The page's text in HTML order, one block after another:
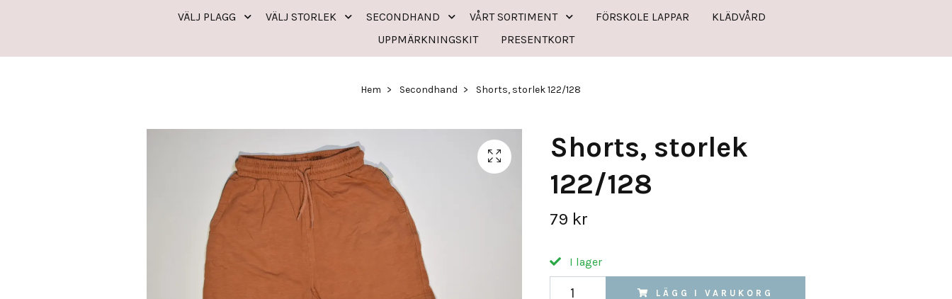
VÄLJ PLAGG VÄLJ STORLEK SECONDHAND VÅRT SORTIMENT FÖRSKOLE LAPPAR
KLÄDVÅRD
UPPMÄRKNINGSKIT
PRESENTKORT
Hem Secondhand Shorts, storlek 122/128
Shorts, storlek
122/128
79 kr
I lager
LÄGG I VARUKORG